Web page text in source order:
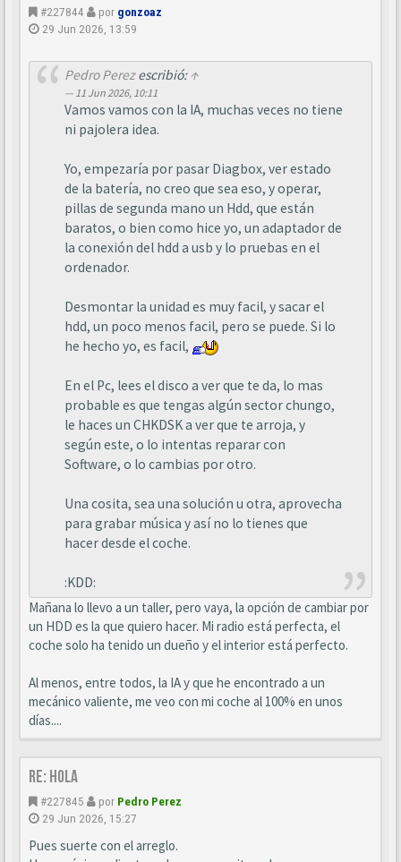
#227844 por gonzoaz
29 Jun 2026, 13:59
Pedro Perezescribió: ↑
11 Jun 2026, 10:11
Vamos vamos con la IA, muchas veces no tiene
ni pajolera idea.
Yo, empezaría por pasar Diagbox, ver estado
de la batería, no creo que sea eso, y operar,
pillas de segunda mano un Hdd, que están
baratos, o bien como hice yo, un adaptador de
la conexión del hdd a usb y lo pruebas en el
ordenador.
Desmontar la unidad es muy facil, y sacar el
hdd, un poco menos facil, pero se puede. Si lo
he hecho yo, es facil,
En el Pc, lees el disco a ver que te da, lo mas
probable es que tengas algún sector chungo,
le haces un CHKDSK a ver que te arroja, y
según este, o lo intentas reparar con
Software, o lo cambias por otro.
Una cosita, sea una solución u otra, aprovecha
para grabar música y así no lo tienes que
hacer desde el coche.
:KDD:
Mañana lo llevo a un taller, pero vaya, la opción de cambiar por
un HDD es la que quiero hacer. Mi radio está perfecta, el
coche solo ha tenido un dueño y el interior está perfecto.
Al menos, entre todos, la IA y que he encontrado a un
mecánico valiente, me veo con mi coche al 100% en unos
días....
Re: Hola
#227845 por Pedro Perez
29 Jun 2026, 15:27
Pues suerte con el arreglo.